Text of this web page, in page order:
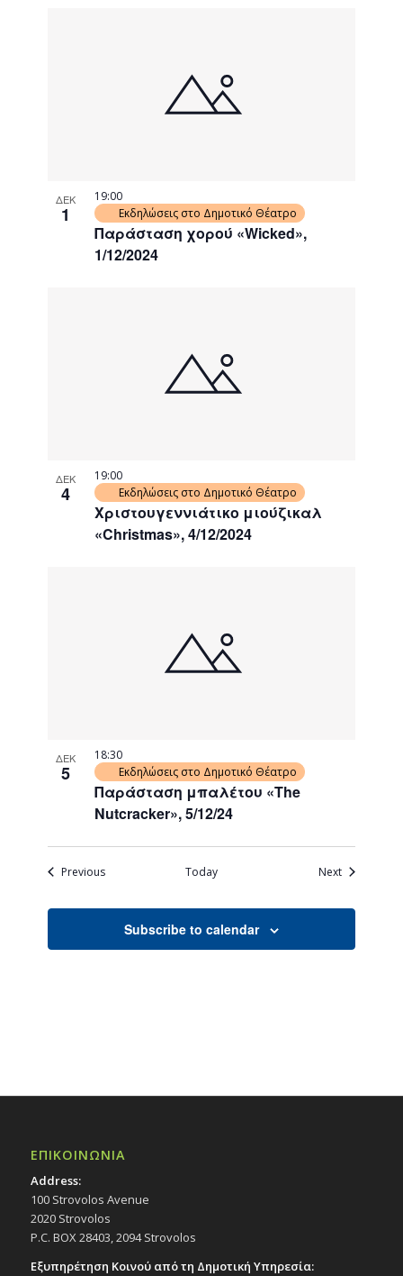
ΔΕΚ
1
Παράσταση χορού «Wicked»,
1/12/2024
19:00
Εκδηλώσεις στο Δημοτικό Θέατρο
ΔΕΚ
4
Χριστουγεννιάτικο μιούζικαλ
«Christmas», 4/12/2024
19:00
Εκδηλώσεις στο Δημοτικό Θέατρο
ΔΕΚ
5
Παράσταση μπαλέτου «The
Nutcracker», 5/12/24
18:30
Εκδηλώσεις στο Δημοτικό Θέατρο
PreviousEvents Today NextEvents
Subscribe to calendar
ΕΠΙΚΟΙΝΩΝΙΑ
Address:
100 Strovolos Avenue
2020 Strovolos
P.C. BOX 28403, 2094 Strovolos
Εξυπηρέτηση Κοινού από τη Δημοτική Υπηρεσία: